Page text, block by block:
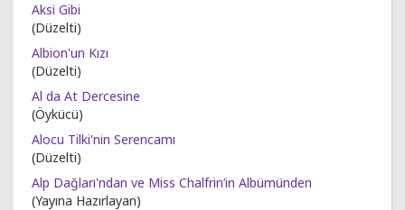
Aksi Gibi
(Düzelti)
Albion'un Kızı
(Düzelti)
Al da At Dercesine
(Öykücü)
Alocu Tilki'nin Serencamı
(Düzelti)
Alp Dağları'ndan ve Miss Chalfrin’in Albümünden
(Yayına Hazırlayan)